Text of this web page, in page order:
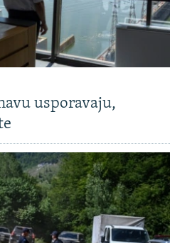
usporavaju,